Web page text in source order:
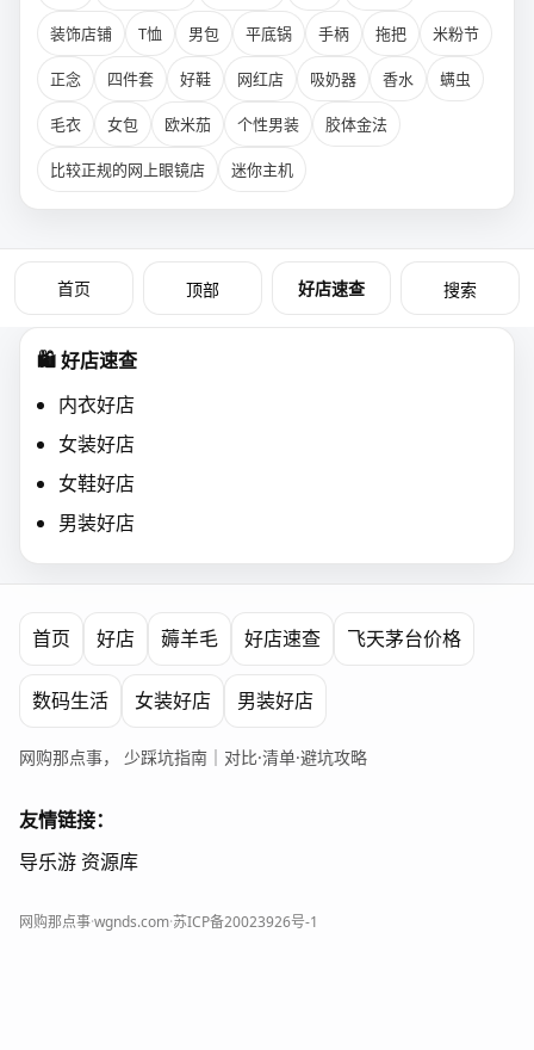
装饰店铺 T恤 男包 平底锅 手柄 拖把 米粉节
正念 四件套 好鞋 网红店 吸奶器 香水 螨虫
毛衣 女包 欧米茄 个性男装 胶体金法
比较正规的网上眼镜店 迷你主机
首页 顶部 好店速查 搜索
🛍️ 好店速查
内衣好店
女装好店
女鞋好店
男装好店
首页 好店 薅羊毛 好店速查 飞天茅台价格
数码生活 女装好店 男装好店
网购那点事， 少踩坑指南｜对比·清单·避坑攻略
友情链接：
导乐游 资源库
网购那点事·wgnds.com·苏ICP备20023926号-1